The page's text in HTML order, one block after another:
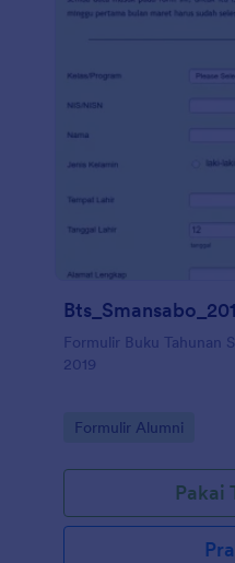
Formulir Buku Tahunan
2019
Go to Category:
Formulir Alumni
Pakai